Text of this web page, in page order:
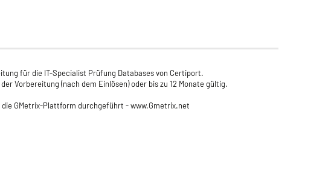
für die IT-Specialist Prüfung Databases von Certiport.
Vorbereitung (nach dem Einlösen) oder bis zu 12 Monate gültig.
GMetrix-Plattform durchgeführt - www.Gmetrix.net